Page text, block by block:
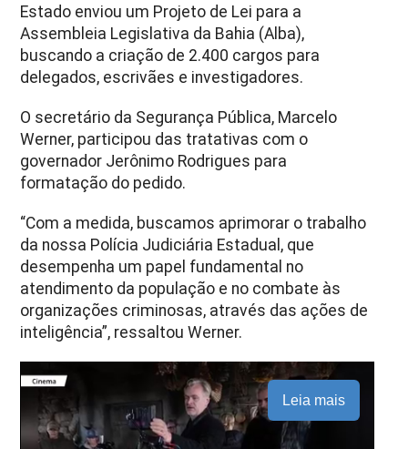
Estado enviou um Projeto de Lei para a
Assembleia Legislativa da Bahia (Alba),
buscando a criação de 2.400 cargos para
delegados, escrivães e investigadores.
O secretário da Segurança Pública, Marcelo
Werner, participou das tratativas com o
governador Jerônimo Rodrigues para
formatação do pedido.
“Com a medida, buscamos aprimorar o trabalho
da nossa Polícia Judiciária Estadual, que
desempenha um papel fundamental no
atendimento da população e no combate às
organizações criminosas, através das ações de
inteligência”, ressaltou Werner.
Leia mais